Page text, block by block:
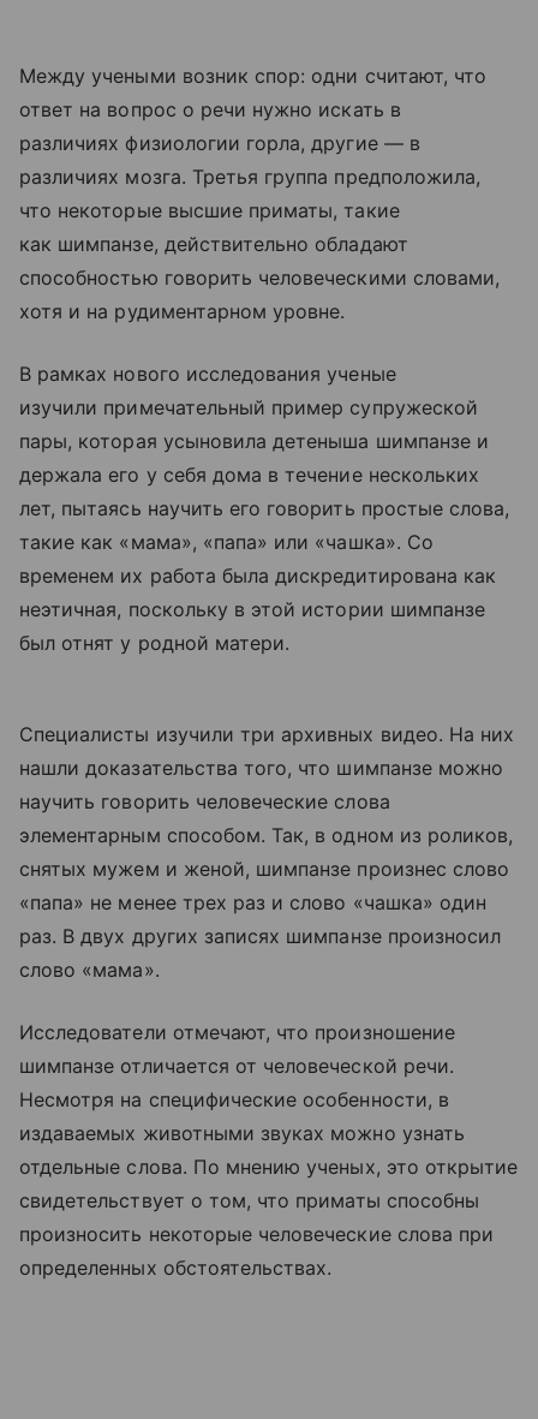
Между учеными возник спор: одни считают, что
ответ на вопрос о речи нужно искать в
различиях физиологии горла, другие — в
различиях мозга. Третья группа предположила,
что некоторые высшие приматы, такие
как шимпанзе, действительно обладают
способностью говорить человеческими словами,
хотя и на рудиментарном уровне.
В рамках нового исследования ученые
изучили примечательный пример супружеской
пары, которая усыновила детеныша шимпанзе и
держала его у себя дома в течение нескольких
лет, пытаясь научить его говорить простые слова,
такие как «мама», «папа» или «чашка». Со
временем их работа была дискредитирована как
неэтичная, поскольку в этой истории шимпанзе
был отнят у родной матери.
Специалисты изучили три архивных видео. На них
нашли доказательства того, что шимпанзе можно
научить говорить человеческие слова
элементарным способом. Так, в одном из роликов,
снятых мужем и женой, шимпанзе произнес слово
«папа» не менее трех раз и слово «чашка» один
раз. В двух других записях шимпанзе произносил
слово «мама».
Исследователи отмечают, что произношение
шимпанзе отличается от человеческой речи.
Несмотря на специфические особенности, в
издаваемых животными звуках можно узнать
отдельные слова. По мнению ученых, это открытие
свидетельствует о том, что приматы способны
произносить некоторые человеческие слова при
определенных обстоятельствах.